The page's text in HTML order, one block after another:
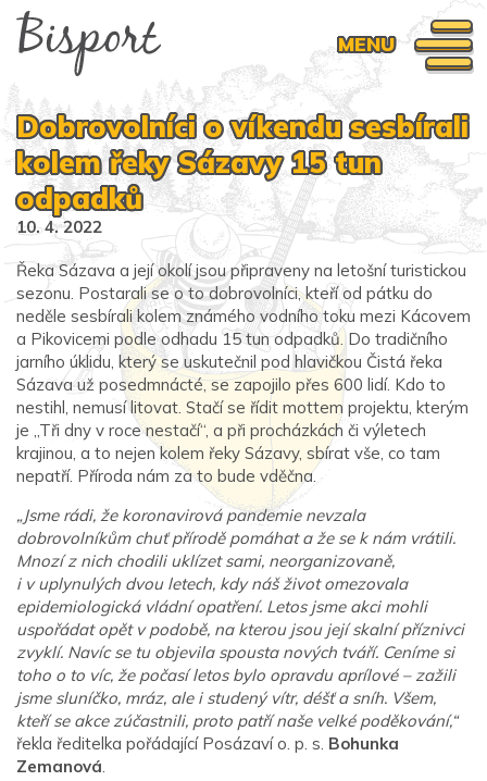
MENU
Dobrovolníci o víkendu sesbírali
kolem řeky Sázavy 15 tun
odpadků
10. 4. 2022
Řeka Sázava a její okolí jsou připraveny na letošní turistickou
sezonu. Postarali se o to dobrovolníci, kteří od pátku do
neděle sesbírali kolem známého vodního toku mezi Kácovem
a Pikovicemi podle odhadu 15 tun odpadků. Do tradičního
jarního úklidu, který se uskutečnil pod hlavičkou Čistá řeka
Sázava už posedmnácté, se zapojilo přes 600 lidí. Kdo to
nestihl, nemusí litovat. Stačí se řídit mottem projektu, kterým
je „Tři dny v roce nestačí“, a při procházkách či výletech
krajinou, a to nejen kolem řeky Sázavy, sbírat vše, co tam
nepatří. Příroda nám za to bude vděčna.
„Jsme rádi, že koronavirová pandemie nevzala
dobrovolníkům chuť přírodě pomáhat a že se k nám vrátili.
Mnozí z nich chodili uklízet sami, neorganizovaně,
i v uplynulých dvou letech, kdy náš život omezovala
epidemiologická vládní opatření. Letos jsme akci mohli
uspořádat opět v podobě, na kterou jsou její skalní příznivci
zvyklí. Navíc se tu objevila spousta nových tváří. Ceníme si
toho o to víc, že počasí letos bylo opravdu aprílové – zažili
jsme sluníčko, mráz, ale i studený vítr, déšť a sníh. Všem,
kteří se akce zúčastnili, proto patří naše velké poděkování,“
řekla ředitelka pořádající Posázaví o. p. s. Bohunka
Zemanová.